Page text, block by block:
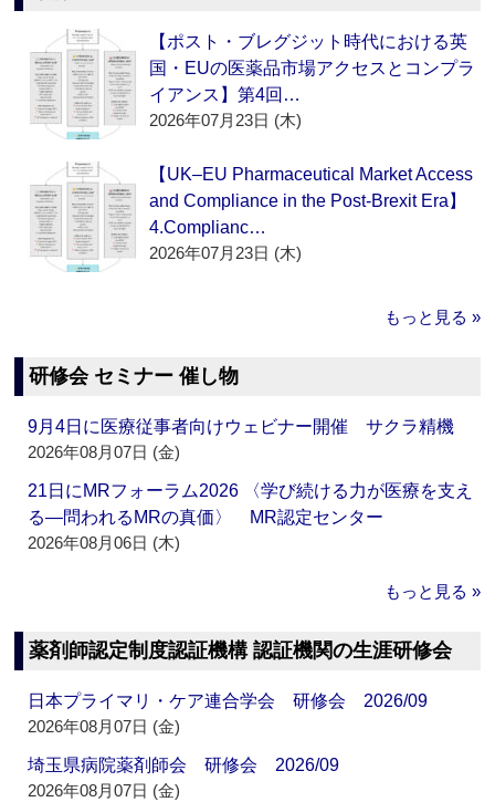
【ポスト・ブレグジット時代における英
国・EUの医薬品市場アクセスとコンプラ
イアンス】第4回…
2026年07月23日 (木)
【UK–EU Pharmaceutical Market Access
and Compliance in the Post-Brexit Era】
4.Complianc…
2026年07月23日 (木)
もっと見る »
研修会 セミナー 催し物
9月4日に医療従事者向けウェビナー開催 サクラ精機
2026年08月07日 (金)
21日にMRフォーラム2026 〈学び続ける力が医療を支え
る―問われるMRの真価〉 MR認定センター
2026年08月06日 (木)
もっと見る »
薬剤師認定制度認証機構 認証機関の生涯研修会
日本プライマリ・ケア連合学会 研修会 2026/09
2026年08月07日 (金)
埼玉県病院薬剤師会 研修会 2026/09
2026年08月07日 (金)